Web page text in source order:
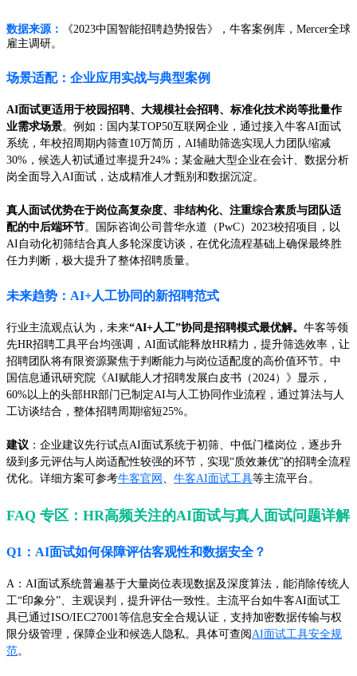
数据来源：
《2023中国智能招聘趋势报告》，牛客案例库，Mercer全球
雇主调研。
场景适配：企业应用实战与典型案例
AI面试更适用于校园招聘、大规模社会招聘、标准化技术岗等批量作
业需求场景。例如：国内某TOP50互联网企业，通过接入牛客AI面试
系统，年校招周期内筛查10万简历，AI辅助筛选实现人力团队缩减
30%，候选人初试通过率提升24%；某金融大型企业在会计、数据分析
岗全面导入AI面试，达成精准人才甄别和数据沉淀。
真人面试优势在于岗位高复杂度、非结构化、注重综合素质与团队适
配的中后端环节。国际咨询公司普华永道（PwC）2023校招项目，以
AI自动化初筛结合真人多轮深度访谈，在优化流程基础上确保最终胜
任力判断，极大提升了整体招聘质量。
未来趋势：AI+人工协同的新招聘范式
行业主流观点认为，未来“AI+人工”协同是招聘模式最优解。 牛客等领
先HR招聘工具平台均强调，AI面试能释放HR精力，提升筛选效率，让
招聘团队将有限资源聚焦于判断能力与岗位适配度的高价值环节。中
国信息通讯研究院《AI赋能人才招聘发展白皮书（2024）》显示，
60%以上的头部HR部门已制定AI与人工协同作业流程，通过算法与人
工访谈结合，整体招聘周期缩短25%。
建议 ：企业建议先行试点AI面试系统于初筛、中低门槛岗位，逐步升
级到多元评估与人岗适配性较强的环节，实现“质效兼优”的招聘全流程
优化。详细方案可参考牛客官网 牛客AI面试工具等主流平台。
FAQ 专区：HR高频关注的AI面试与真人面试问题详解
Q1：AI面试如何保障评估客观性和数据安全？
A：AI面试系统普遍基于大量岗位表现数据及深度算法，能消除传统人
工“印象分”、主观误判，提升评估一致性。主流平台如牛客AI面试工
具已通过ISO/IEC27001等信息安全合规认证，支持加密数据传输与权
限分级管理，保障企业和候选人隐私。具体可查阅AI面试工具安全规
范。